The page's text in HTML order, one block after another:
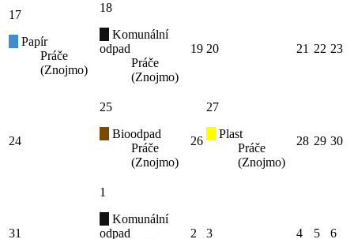
17
Papír
Práče
(Znojmo)
18
Komunální
odpad
Práče
(Znojmo)
19 20 21 22 23
24
25
Bioodpad
Práče
(Znojmo)
26
27
Plast
Práče
(Znojmo)
28 29 30
31
1
Komunální
odpad
2 3 4 5 6